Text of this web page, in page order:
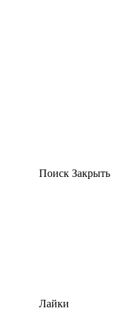
Поиск Закрыть
Лайки